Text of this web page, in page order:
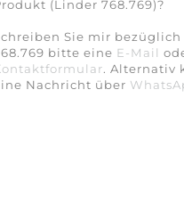
(Linder 768.769)?
Sie mir
bitte eine E-Mail
. Alternativ
Nachricht über